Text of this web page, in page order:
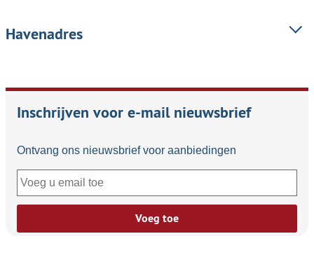
Havenadres
Inschrijven voor e-mail nieuwsbrief
Ontvang ons nieuwsbrief voor aanbiedingen
Voeg toe